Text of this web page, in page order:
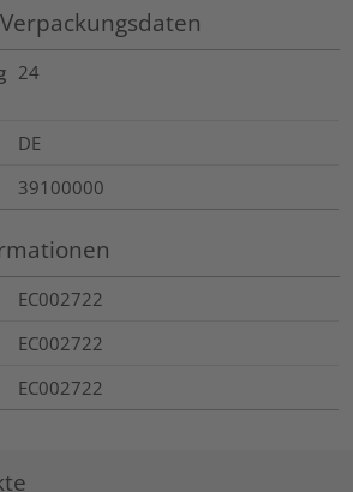
24
DE
39100000
EC002722
EC002722
EC002722